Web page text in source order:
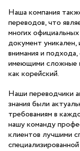
Наша компания
переводов, что
многих
документ
внимания и
имеющими сложные
как корейский.
Наши переводчики
знания были
требованиям в
нашу команду
клиентов лучшими